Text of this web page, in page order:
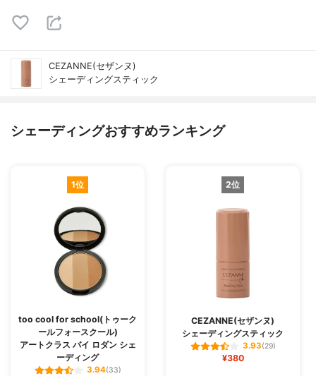
CEZANNE(セザンヌ)
シェーディングスティック
シェーディングおすすめランキング
1位
too cool for school(トゥーク
ールフォースクール)
アートクラス バイ ロダン シェ
ーディング
3.94(33)
2位
CEZANNE(セザンヌ)
シェーディングスティック
3.93(29)
¥380